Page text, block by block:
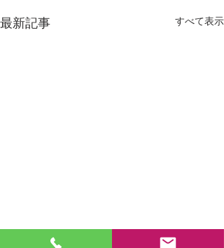
最新記事 すべて表示